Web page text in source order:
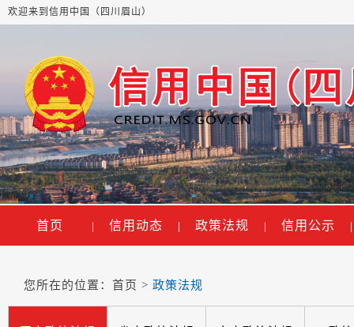
欢迎来到信用中国（四川眉山）
首页 | 信用动态 | 政策法规 | 信用公示 |
您所在的位置： 首页 > 政策法规